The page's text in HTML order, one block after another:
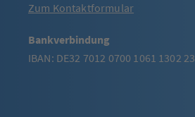
Zum Kontaktformular
Bankverbindung
IBAN: DE32 7012 0700 1061 1302 23